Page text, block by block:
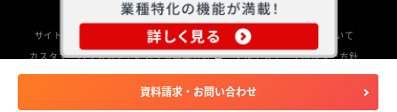
資料請求・お問い合わせ
PUDU CC1（清掃）
KLEENBOT C40（清掃）
アプリンク
サロン向け予約システム
OTORAKU -音・楽-
USEN AIR UNLIMITED
USEN AIR
USEN光
USEN Wi-Fi
USEN PHONE
防犯カメラ
登録第６６５８３１３号
登録第６６１８６０３号
登録第６３８６７４６号
登録第６１５８６１６号
情報セキュリティ基本方針
サステナビリティ活動
サイトポリシー
サイトマップ 放送番組審議会
SDGsの取組みについて
カスタマーハラスメントに対する基本方針
マルチステークホルダー方針